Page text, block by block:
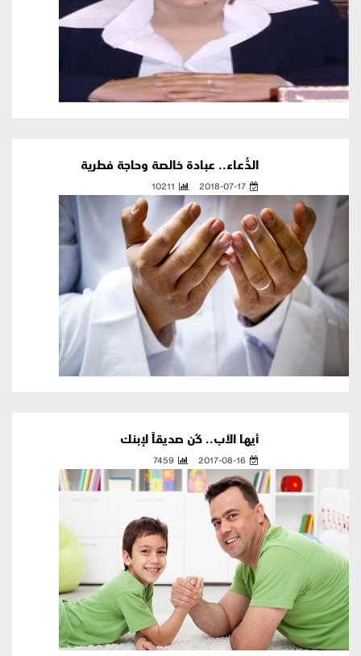
الدُّعاء.. عبادة خالصة وحاجة فطرية
2018-07-17
10211
أيها الأب.. كُن صديقاً لإبنك
2017-08-16
7459